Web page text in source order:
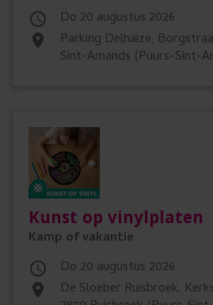
 do 20 augustus 2026
place
Parking Delhaize, Borgstraat 138 , 2890
Sint-Amands (Puurs-Sint-
Kunst op vinylplaten
Kamp of vakantie
 do 20 augustus 2026
place
De Sloeber Ruisbroek, Kerkstraat 34 ,